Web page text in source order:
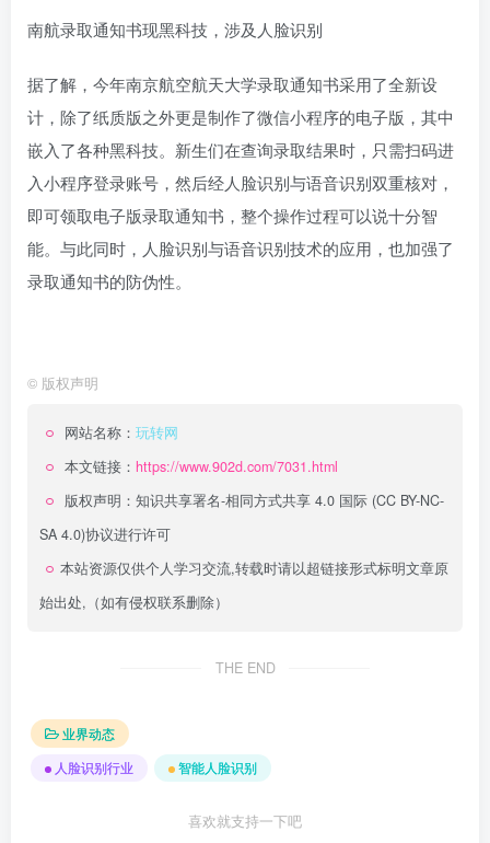
南航录取通知书现黑科技，涉及人脸识别
据了解，今年南京航空航天大学录取通知书采用了全新设
计，除了纸质版之外更是制作了微信小程序的电子版，其中
嵌入了各种黑科技。新生们在查询录取结果时，只需扫码进
入小程序登录账号，然后经人脸识别与语音识别双重核对，
即可领取电子版录取通知书，整个操作过程可以说十分智
能。与此同时，人脸识别与语音识别技术的应用，也加强了
录取通知书的防伪性。
© 版权声明
网站名称： 玩转网
本文链接： https://www.902d.com/7031.html
版权声明： 知识共享署名-相同方式共享 4.0 国际 (CC BY-NC-
SA 4.0)协议进行许可
本站资源仅供个人学习交流,转载时请以超链接形式标明文章原
始出处,（如有侵权联系删除）
THE END
业界动态
人脸识别行业
智能人脸识别
喜欢就支持一下吧